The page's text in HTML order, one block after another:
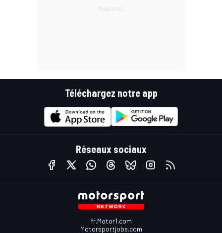
Téléchargez notre app
Réseaux sociaux
fr.Motor1.com
Motorsportjobs.com